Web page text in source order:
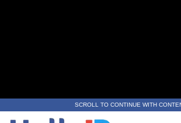
SCROLL TO CONTINUE WITH